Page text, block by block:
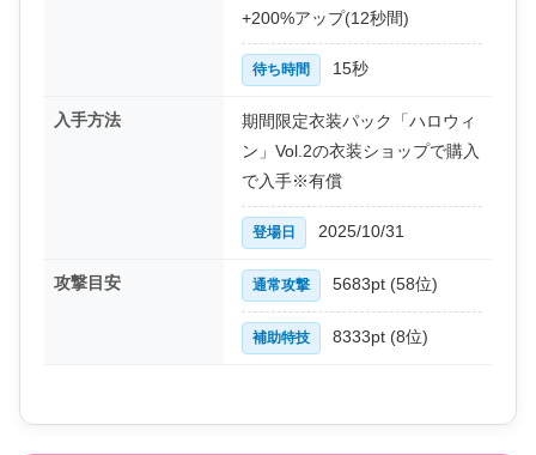
+200%アップ(12秒間)
待ち時間 15秒
入手方法
期間限定衣装パック「ハロウィ
ン」Vol.2の衣装ショップで購入
で入手※有償
登場日 2025/10/31
攻撃目安 通常攻撃 5683pt (58位)
補助特技 8333pt (8位)